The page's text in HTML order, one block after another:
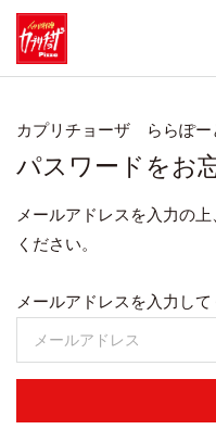
カプリチョーザ ららぽー
パスワードをお
メールアドレスを入力の
ください。
メールアドレスを入力し